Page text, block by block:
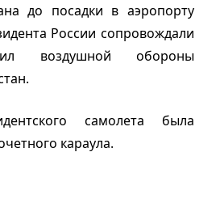
до посадки в аэропорту
России сопровождали
воздушной обороны
самолета была
караула.